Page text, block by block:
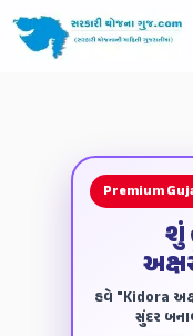
Premium
શું
હવે "Kidora
સુંદર